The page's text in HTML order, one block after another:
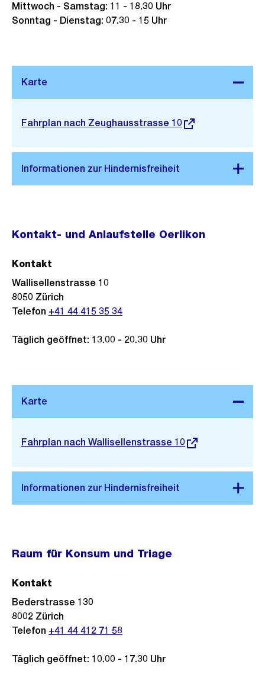
Mittwoch - Samstag: 11 - 18.30 Uhr
Sonntag - Dienstag: 07.30 - 15 Uhr
Stadtplan 3D
Externer
Fahrplan nach Zeughausstrasse 10
Kontakt- und Anlaufstelle Oerlikon
Täglich geöffnet: 13.00 - 20.30 Uhr
Stadtplan 3D
Externer
Fahrplan nach Wallisellenstrasse 10
Kontakt
Wallisellenstrasse 10
8050 Zürich
Telefon +41 44 415 35 34
Raum für Konsum und Triage
Täglich geöffnet: 10.00 - 17.30 Uhr
Kontakt
Bederstrasse 130
8002 Zürich
Telefon +41 44 412 71 58